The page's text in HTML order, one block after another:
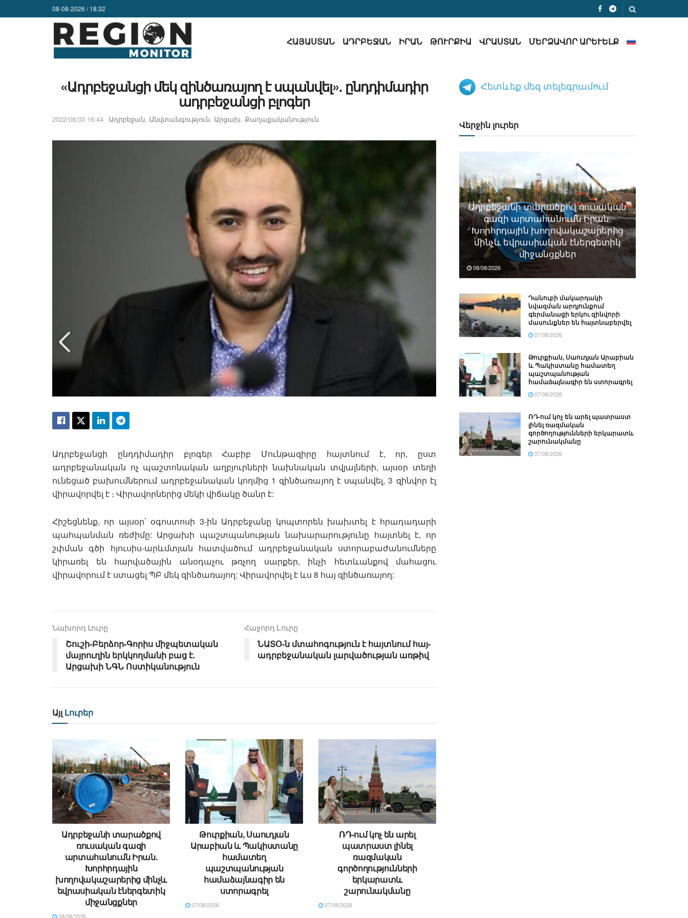
08-08-2026 / 18:32
ՀԱՅԱՍՏԱՆ ԱԴՐԲԵՋԱՆ ԻՐԱՆ ԹՈՒՐՔԻԱ ՎՐԱՍՏԱՆ ՄԵՐՁԱՎՈՐ ԱՐԵՒԵԼՔ
«Ադրբեջանցի մեկ զինծառայող է սպանվել». ընդդիմադիր
ադրբեջանցի բլոգեր
2022/08/03 16:44 Ադրբեջան, Անվտանգություն, Արցախ, Քաղաքականություն
Ադրբեջանցի ընդդիմադիր բլոգեր Հաբիբ Մունթազիրը հայտնում է, որ, ըստ
ադրբեջանական ոչ պաշտոնական աղբյուրների նախնական տվյալների, այսօր տեղի
ունեցած բախումներում ադրբեջանական կողմից 1 զինծառայող է սպանվել, 3 զինվոր էլ
վիրավորվել է ։ Վիրավորներից մեկի վիճակը ծանր է:
Հիշեցնենք, որ այսօր՝ օգոստոսի 3-ին Ադրբեջանը կոպտորեն խախտել է հրադադարի
պահպանման ռեժիմը: Արցախի պաշտպանության նախարարությունը հայտնել է, որ
շփման գծի հյուսիս-արևմտյան հատվածում ադրբեջանական ստորաբաժանումները
կիրառել են հարվածային անօդաչու թռչող սարքեր, ինչի հետևանքով մահացու
վիրավորում է ստացել ՊԲ մեկ զինծառայող: Վիրավորվել է ևս 8 հայ զինծառայող:
Նախորդ Լուրը
Շուշի-Բերձոր-Գորիս միջպետական
մայրուղին երկկողմանի բաց է.
Արցախի ՆԳՆ Ոստիկանություն
Հաջորդ Lուրը
ՆԱՏՕ-ն մտահոգություն է հայտնում հայ-
ադրբեջանական լարվածության առթիվ
Այլ Լուրեր
Ադրբեջանի տարածքով
ռուսական գազի
արտահանումն Իրան.
Խորհրդային
խողովակաշարերից մինչև
եվրասիական էներգետիկ
միջանցքներ
08/08/2026
Թուրքիան, Սաուդյան
Արաբիան և Պակիստանը
համատեղ
պաշտպանության
համաձայնագիր են
ստորագրել
07/08/2026
ՌԴ-ում կոչ են արել
պատրաստ լինել
ռազմական
գործողությունների
երկարատև
շարունակմանը
07/08/2026
Հետևեք մեզ տելեգրամում
Վերջին լուրեր
Ադրբեջանի տարածքով ռուսական
գազի արտահանումն Իրան.
Խորհրդային խողովակաշարերից
մինչև եվրասիական էներգետիկ
միջանցքներ
08/08/2026
Դանուբի մակարդակի
նվազման արդյունքում
գերմանացի երկու զինվորի
մասունքներ են հայտնաբերվել
07/08/2026
Թուրքիան, Սաուդյան Արաբիան
և Պակիստանը համատեղ
պաշտպանության
համաձայնագիր են ստորագրել
07/08/2026
ՌԴ-ում կոչ են արել պատրաստ
լինել ռազմական
գործողությունների երկարատև
շարունակմանը
07/08/2026